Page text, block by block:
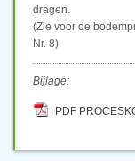
dragen.
(Zie voor de
Nr. 8)
Bijlage:
PDF